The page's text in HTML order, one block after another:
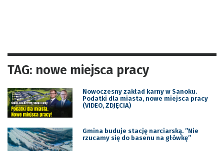
TAG: nowe miejsca pracy
Nowoczesny zakład karny w Sanoku.
Podatki dla miasta, nowe miejsca pracy
(VIDEO, ZDJĘCIA)
Gmina buduje stację narciarską. ”Nie
rzucamy się do basenu na główkę”